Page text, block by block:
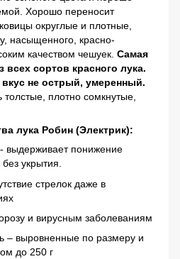
Хорошо переносит
округлые и плотные,
насыщенного, красно-
качеством чешуек. Самая
всех сортов красного лука.
вкус не острый, умеренный.
плотно сомкнутые,
лука Робин (Электрик):
выдерживает понижение
укрытия.
стрелок даже в
и вирусным заболеваниям
– выровненные по размеру и
до 250 г